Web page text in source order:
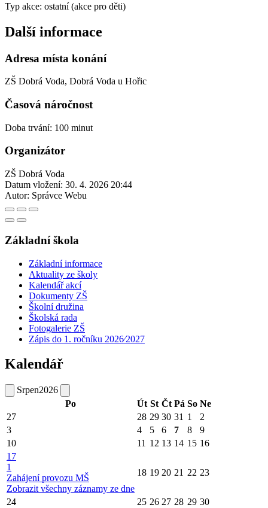
Typ akce: ostatní (akce pro děti)
Další informace
Adresa místa konání
ZŠ Dobrá Voda, Dobrá Voda u Hořic
Časová náročnost
Doba trvání: 100 minut
Organizátor
ZŠ Dobrá Voda
Datum vložení: 30. 4. 2026 20:44
Autor: Správce Webu
Základní škola
Základní informace
Aktuality ze školy
Kalendář akcí
Dokumenty ZŠ
Školní družina
Školská rada
Fotogalerie ZŠ
Zápis do 1. ročníku 2026⁄2027
Kalendář
Srpen2026
Po
Út St Čt Pá So Ne
27
28 29 30 31 1
2
3
4 5 6 7 8
9
10
11 12 13 14 15 16
17
1
Zahájení provozu MŠ
Zobrazit všechny záznamy ze dne
18 19 20 21 22 23
24 25 26 27 28 29 30